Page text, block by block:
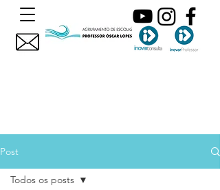
Post
Todos os posts